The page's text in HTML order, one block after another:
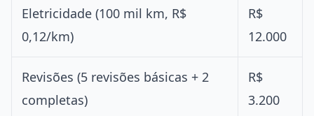
Eletricidade (100 mil km, R$
0,12/km)
R$
12.000
Revisões (5 revisões básicas + 2
completas)
R$
3.200